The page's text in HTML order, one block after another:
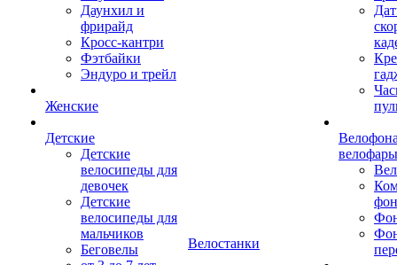
Даунхил и
фрирайд
Кросс-кантри
Фэтбайки
Эндуро и трейл
Женские
Детские
Детские
велосипеды для
девочек
Детские
велосипеды для
мальчиков
Беговелы
Велостанки
велофары